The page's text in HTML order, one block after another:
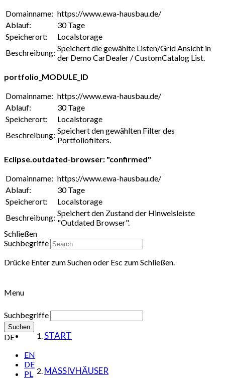
Domainname: https://www.ewa-hausbau.de/
Ablauf:
30 Tage
Speicherort:
Localstorage
Beschreibung: Speichert die gewählte Listen/Grid Ansicht in
der Demo CarDealer / CustomCatalog List.
portfolio_MODULE_ID
Domainname: https://www.ewa-hausbau.de/
Ablauf:
30 Tage
Speicherort:
Localstorage
Beschreibung: Speichert den gewählten Filter des
Portfoliofilters.
Eclipse.outdated-browser: "confirmed"
Domainname: https://www.ewa-hausbau.de/
Ablauf:
30 Tage
Speicherort:
Localstorage
Beschreibung: Speichert den Zustand der Hinweisleiste
"Outdated Browser".
Schließen
Suchbegriffe
Drücke Enter zum Suchen oder Esc zum Schließen.
Menu
START
MASSIVHÄUSER
Suchbegriffe
Suchen
DE
EN
DE
PL